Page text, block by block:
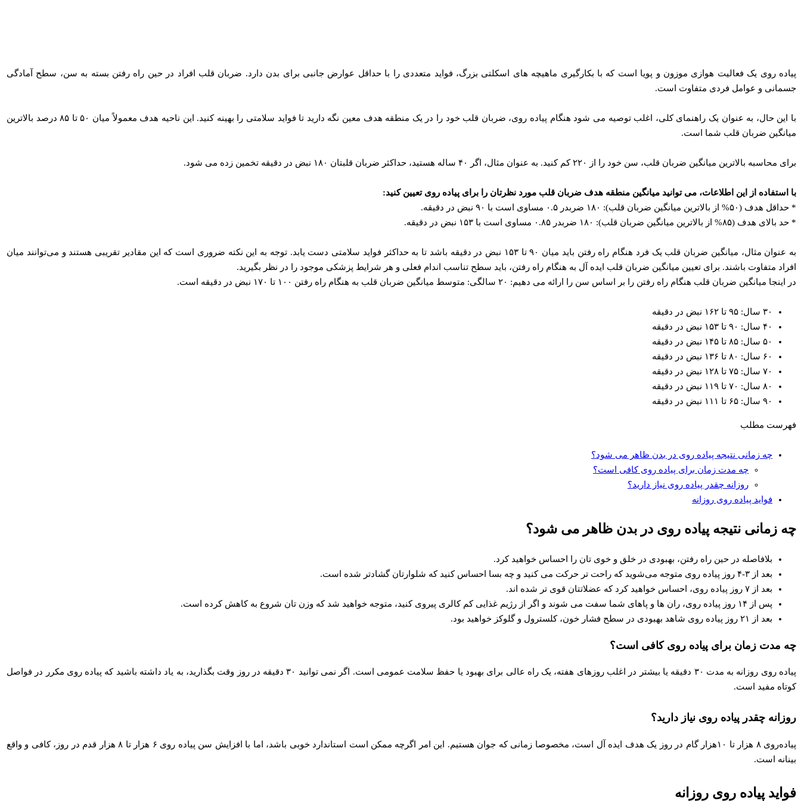
پیاده‌ روی یک فعالیت هوازی موزون و پویا است که با بکارگیری ماهیچه‌ های اسکلتی بزرگ، فواید متعددی را با حداقل عوارض جانبی برای بدن دارد. ضربان قلب افراد در حین راه رفتن بسته به سن، سطح آمادگی
جسمانی و عوامل فردی متفاوت است.
با این حال، به عنوان یک راهنمای کلی، اغلب توصیه می‌ شود هنگام پیاده‌ روی، ضربان قلب خود را در یک منطقه هدف معین نگه دارید تا فواید سلامتی را بهینه کنید. این ناحیه هدف معمولاً میان ۵۰ تا ۸۵ درصد بالاترین
میانگین ضربان قلب شما است.
برای محاسبه بالاترین میانگین ضربان قلب، سن خود را از ۲۲۰ کم کنید. به عنوان مثال، اگر ۴۰ ساله هستید، حداکثر ضربان قلبتان ۱۸۰ نبض در دقیقه تخمین زده می‌ شود.
با استفاده از این اطلاعات، می‌ توانید میانگین منطقه هدف ضربان قلب مورد نظرتان را برای پیاده‌ روی تعیین کنید:
* حداقل هدف (۵۰% از بالاترین میانگین ضربان قلب): ۱۸۰ ضربدر ۰.۵ مساوی است با ۹۰ نبض در دقیقه.
* حد بالای هدف (۸۵% از بالاترین میانگین ضربان قلب): ۱۸۰ ضربدر ۰.۸۵ مساوی است با ۱۵۳ نبض در دقیقه.
به عنوان مثال، میانگین ضربان قلب یک فرد هنگام راه رفتن باید میان ۹۰ تا ۱۵۳ نبض در دقیقه باشد تا به حداکثر فواید سلامتی دست یابد. توجه به این نکته ضروری است که این مقادیر تقریبی هستند و می‌توانند میان
افراد متفاوت باشند. برای تعیین میانگین ضربان قلب ایده‌ آل به هنگام راه رفتن، باید سطح تناسب اندام فعلی و هر شرایط پزشکی موجود را در نظر بگیرید.
در اینجا میانگین ضربان قلب هنگام راه رفتن را بر اساس سن را ارائه می‌ دهیم: ۲۰ سالگی: متوسط میانگین ضربان قلب به هنگام راه رفتن ۱۰۰ تا ۱۷۰ نبض در دقیقه است.
۳۰ سال: ۹۵ تا ۱۶۲ نبض در دقیقه
۴۰ سال: ۹۰ تا ۱۵۳ نبض در دقیقه
۵۰ سال: ۸۵ تا ۱۴۵ نبض در دقیقه
۶۰ سال: ۸۰ تا ۱۳۶ نبض در دقیقه
۷۰ سال: ۷۵ تا ۱۲۸ نبض در دقیقه
۸۰ سال: ۷۰ تا ۱۱۹ نبض در دقیقه
۹۰ سال: ۶۵ تا ۱۱۱ نبض در دقیقه
فهرست مطلب
چه زمانی نتیجه پیاده روی در بدن ظاهر می‌ شود؟
چه مدت زمان برای پیاده‌ روی کافی است؟
روزانه چقدر پیاده‌ روی نیاز دارید؟
فواید پیاده‌ روی روزانه
چه زمانی نتیجه پیاده روی در بدن ظاهر می‌ شود؟
بلافاصله در حین راه رفتن، بهبودی در خلق و خوی‌ تان را احساس خواهید کرد.
بعد از ۳-۴ روز پیاده‌ روی متوجه می‌شوید که راحت‌ تر حرکت می‌ کنید و چه بسا احساس کنید که شلوارتان گشادتر شده است.
بعد از ۷ روز پیاده‌ روی، احساس خواهید کرد که عضلاتتان قوی‌ تر شده‌ اند.
پس از ۱۴ روز پیاده‌ روی، ران‌ ها و پاهای شما سفت می‌ شوند و اگر از رژیم غذایی کم کالری پیروی کنید، متوجه خواهید شد که وزن‌ تان شروع به کاهش کرده است.
بعد از ۲۱ روز پیاده‌ روی شاهد بهبودی در سطح فشار خون، کلسترول و گلوکز خواهید بود.
چه مدت زمان برای پیاده‌ روی کافی است؟
پیاده‌ روی روزانه به مدت ۳۰ دقیقه یا بیشتر در اغلب روزهای هفته، یک راه عالی برای بهبود یا حفظ سلامت عمومی است. اگر نمی‌ توانید ۳۰ دقیقه در روز وقت بگذارید، به یاد داشته باشید که پیاده‌ روی مکرر در فواصل
کوتاه مفید است.
روزانه چقدر پیاده‌ روی نیاز دارید؟
پیاده‌روی ۸ هزار تا ۱۰هزار گام در روز یک هدف ایده‌ آل است، مخصوصا زمانی که جوان هستیم. این امر اگرچه ممکن است استاندارد خوبی باشد، اما با افزایش سن پیاده‌ روی ۶ هزار تا ۸ هزار قدم در روز، کافی و واقع‌
بینانه است.
فواید پیاده‌ روی روزانه